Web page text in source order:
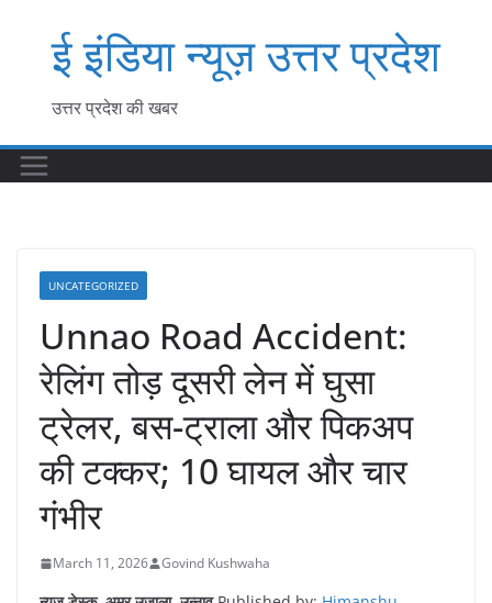
contentई इंडिया न्यूज़ उत्तर प्रदेश
उत्तर प्रदेश की खबर
UNCATEGORIZED
Unnao Road Accident:
रेलिंग तोड़ दूसरी लेन में घुसा
ट्रेलर, बस-ट्राला और पिकअप
की टक्कर; 10 घायल और चार
गंभीर
March 11, 2026 Govind Kushwaha